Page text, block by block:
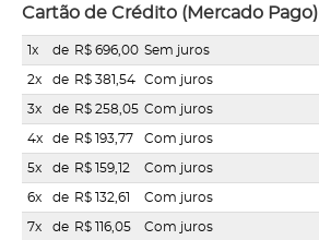
Cartão de Crédito (Mercado Pago)
1x de R$ 696,00 Sem juros
2x de R$ 381,54 Com juros
3x de R$ 258,05 Com juros
4x de R$ 193,77 Com juros
5x de R$ 159,12 Com juros
6x de R$ 132,61 Com juros
7x de R$ 116,05 Com juros